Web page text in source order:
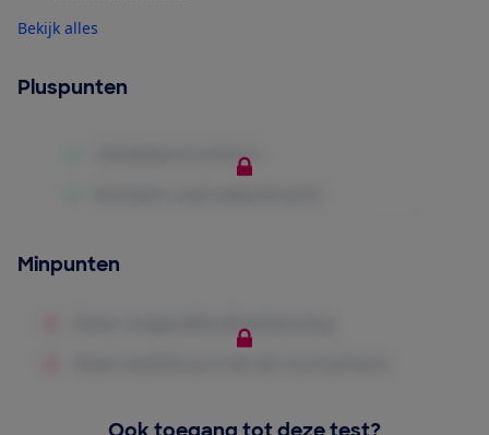
Bekijk alles
Pluspunten
Minpunten